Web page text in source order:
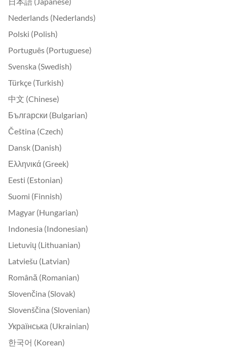
Nederlands (Nederlands)
Polski (Polish)
Português (Portuguese)
Svenska (Swedish)
Türkçe (Turkish)
中文 (Chinese)
Български (Bulgarian)
Čeština (Czech)
Dansk (Danish)
Ελληνικά (Greek)
Eesti (Estonian)
Suomi (Finnish)
Magyar (Hungarian)
Indonesia (Indonesian)
Lietuvių (Lithuanian)
Latviešu (Latvian)
Română (Romanian)
Slovenčina (Slovak)
Slovenščina (Slovenian)
Українська (Ukrainian)
한국어 (Korean)